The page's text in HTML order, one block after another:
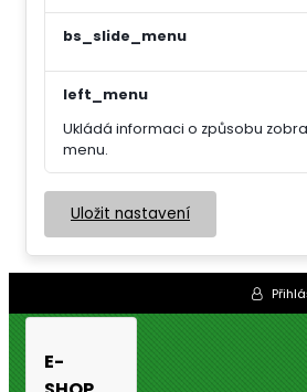
bs_slide_menu
left_menu
Ukládá informaci o způsobu
menu.
Uložit nastavení
E-